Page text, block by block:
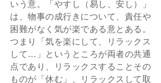
いう意。「やすし（易し、安し）」
は、物事の成行きについて、責任や
困難がなく気が楽である意とある。
つまり「気を楽にして、リラックス
して…」というところが両者の共通
点であり、リラックスすることその